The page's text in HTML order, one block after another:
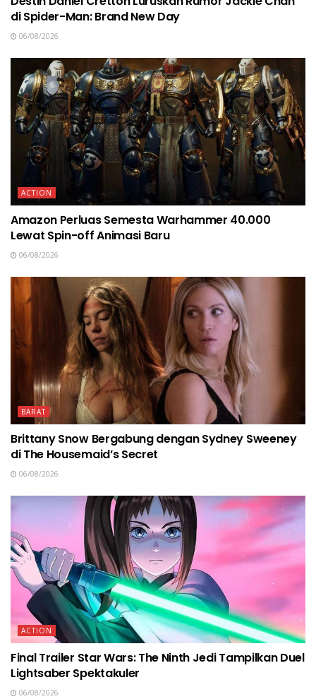
di Spider-Man: Brand New Day
06/08/2026
ACTION
Amazon Perluas Semesta Warhammer 40.000
Lewat Spin-off Animasi Baru
06/08/2026
BARAT
Brittany Snow Bergabung dengan Sydney Sweeney
di The Housemaid’s Secret
06/08/2026
ACTION
Final Trailer Star Wars: The Ninth Jedi Tampilkan Duel
Lightsaber Spektakuler
06/08/2026